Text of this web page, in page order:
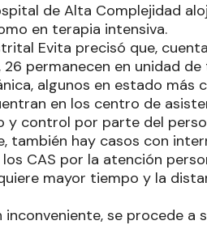
de Alta Complejidad
en terapia intensiva.
Evita precisó que,
permanecen en unidad
algunos en estado más
en los centro de
y control por parte del
también hay casos con
CAS por la atención
mayor tiempo y la
se procede a